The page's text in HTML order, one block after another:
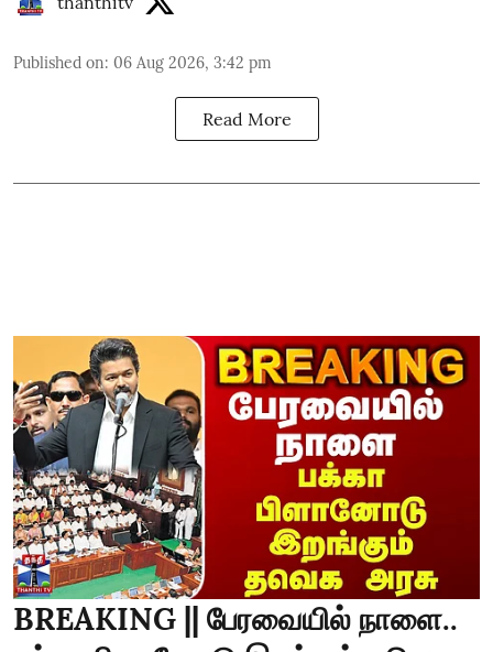
Published on: 06 Aug 2026, 3:42 pm
Read More
BREAKING || பேரவையில் நாளை..